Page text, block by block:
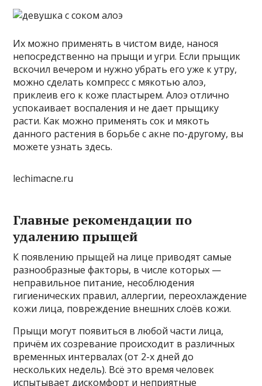
Их можно применять в чистом виде, нанося
непосредственно на прыщи и угри. Если прыщик
вскочил вечером и нужно убрать его уже к утру,
можно сделать компресс с мякотью алоэ,
приклеив его к коже пластырем. Алоэ отлично
успокаивает воспаления и не дает прыщику
расти. Как можно применять сок и мякоть
данного растения в борьбе с акне по-другому, вы
можете узнать здесь.
lechimacne.ru
Главные рекомендации по
удалению прыщей
К появлению прыщей на лице приводят самые
разнообразные факторы, в числе которых —
неправильное питание, несоблюдения
гигиенических правил, аллергии, переохлаждение
кожи лица, повреждение внешних слоёв кожи.
Прыщи могут появиться в любой части лица,
причём их созревание происходит в различных
временных интервалах (от 2-х дней до
нескольких недель). Всё это время человек
испытывает дискомфорт и неприятные